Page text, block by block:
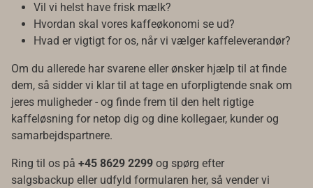
Vil vi helst have frisk mælk?
Hvordan skal vores kaffeøkonomi se ud?
Hvad er vigtigt for os, når vi vælger kaffeleverandør?
Om du allerede har svarene eller ønsker hjælp til at finde
dem, så sidder vi klar til at tage en uforpligtende snak om
jeres muligheder - og finde frem til den helt rigtige
kaffeløsning for netop dig og dine kollegaer, kunder og
samarbejdspartnere.
Ring til os på +45 8629 2299 og spørg efter
salgsbackup eller udfyld formularen her, så vender vi